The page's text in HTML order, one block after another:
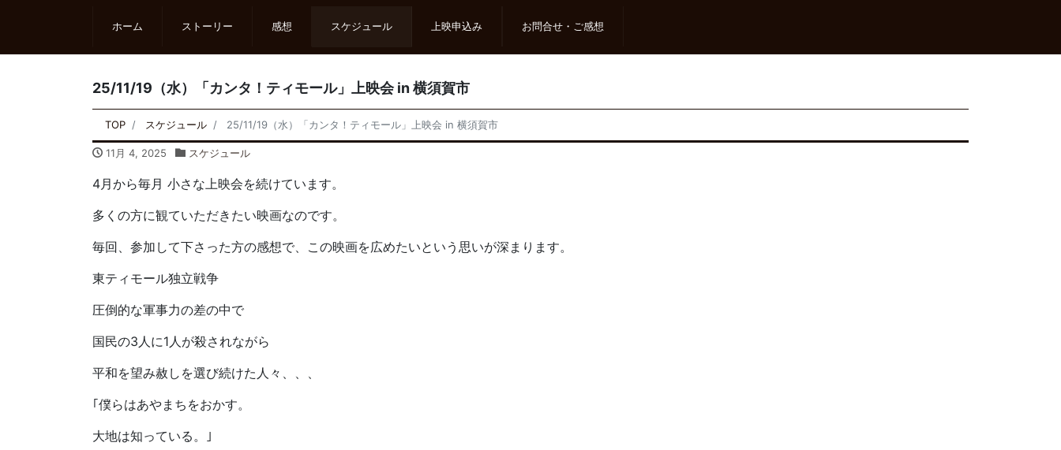
ホーム ストーリー 感想 スケジュール 上映申込み お問合せ・ご感想
25/11/19（水）「カンタ！ティモール」上映会 in 横須賀市
TOP スケジュール 25/11/19（水）「カンタ！ティモール」上映会 in 横須賀市
11月 4, 2025 スケジュール
4月から毎月 小さな上映会を続けています。
多くの方に観ていただきたい映画なのです。
毎回、参加して下さった方の感想で、この映画を広めたいという思いが深まります。
東ティモール独立戦争
圧倒的な軍事力の差の中で
国民の3人に1人が殺されながら
平和を望み赦しを選び続けた人々、、、
｢僕らはあやまちをおかす。
大地は知っている。｣